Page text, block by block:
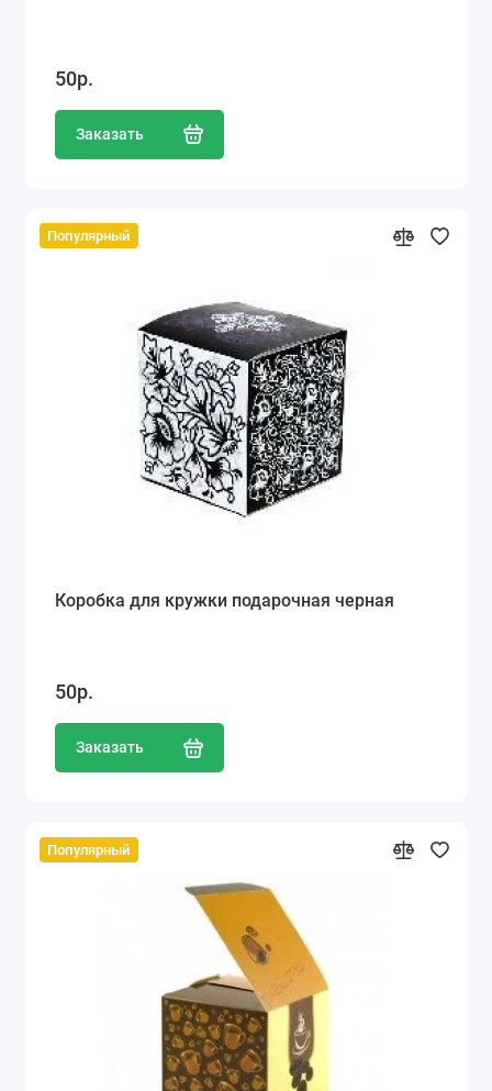
50р.
Заказать
Популярный
Коробка для кружки подарочная черная
50р.
Заказать
Популярный